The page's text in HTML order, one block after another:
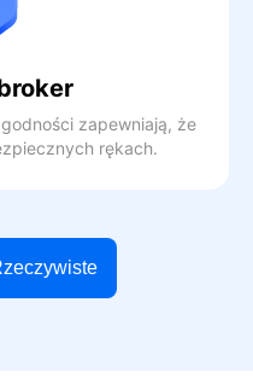
zapewniają, że
rękach.